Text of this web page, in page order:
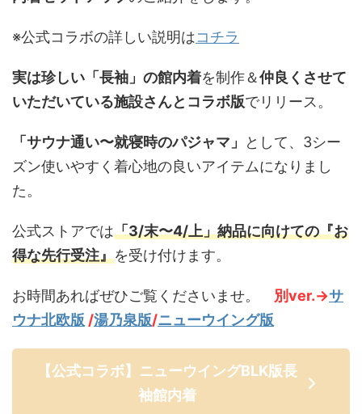
※公式コラボの詳しい説明はコチラ
実は珍しい「長袖」の館内着を制作＆仲良くさせて
いただいている施設さんとコラボ版でリリース。
「サウナ通い〜就寝時のパジャマ」
として、3シー
ズン使いやすく着心地の良いアイテムになりまし
た。
公式ストアでは「3/末〜4/上」納品に向けての『お
得な先行受注』を受け付けます。
お時間あればぜひご覧くださいませ。 別ver.→サ
ウナ北欧版 /湯乃泉版/ニューウイング版
【公式コラボ】ニューウイングBLK版長
袖館内着